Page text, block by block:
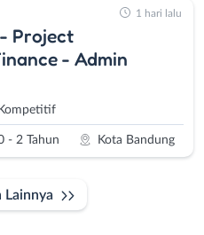
Project
- Admin
Kompetitif
- 2 Tahun Kota Bandung
1 hari lalu
Lainnya